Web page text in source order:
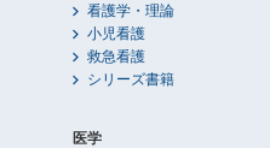
看護学・理論
小児看護
救急看護
シリーズ書籍
医学